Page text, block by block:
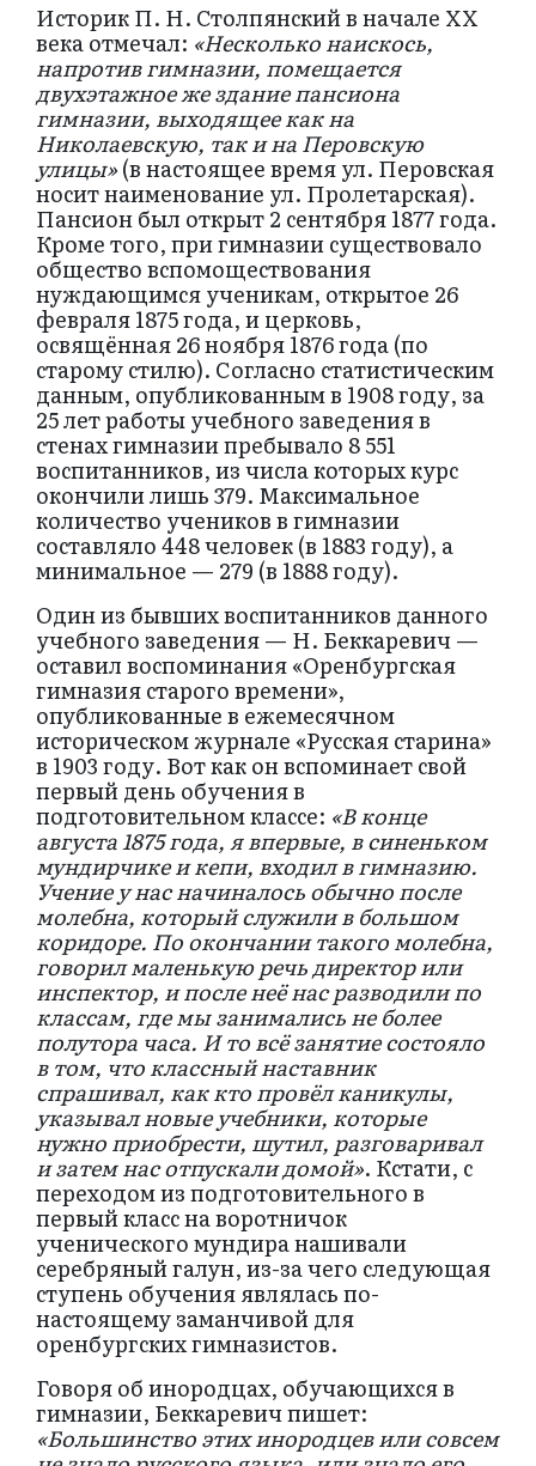
Историк П. Н. Столпянский в начале ХХ
века отмечал: «Несколько наискось,
напротив гимназии, помещается
двухэтажное же здание пансиона
гимназии, выходящее как на
Николаевскую, так и на Перовскую
улицы»(в настоящее время ул. Перовская
носит наименование ул. Пролетарская).
Пансион был открыт 2 сентября 1877 года.
Кроме того, при гимназии существовало
общество вспомоществования
нуждающимся ученикам, открытое 26
февраля 1875 года, и церковь,
освящённая 26 ноября 1876 года (по
старому стилю). Согласно статистическим
данным, опубликованным в 1908 году, за
25 лет работы учебного заведения в
стенах гимназии пребывало 8 551
воспитанников, из числа которых курс
окончили лишь 379. Максимальное
количество учеников в гимназии
составляло 448 человек (в 1883 году), а
минимальное — 279 (в 1888 году).
Один из бывших воспитанников данного
учебного заведения — Н. Беккаревич —
оставил воспоминания «Оренбургская
гимназия старого времени»,
опубликованные в ежемесячном
историческом журнале «Русская старина»
в 1903 году. Вот как он вспоминает свой
первый день обучения в
подготовительном классе: «В конце
августа 1875 года, я впервые, в синеньком
мундирчике и кепи, входил в гимназию.
Учение у нас начиналось обычно после
молебна, который служили в большом
коридоре. По окончании такого молебна,
говорил маленькую речь директор или
инспектор, и после неё нас разводили по
классам, где мы занимались не более
полутора часа. И то всё занятие состояло
в том, что классный наставник
спрашивал, как кто провёл каникулы,
указывал новые учебники, которые
нужно приобрести, шутил, разговаривал
и затем нас отпускали домой». Кстати, с
переходом из подготовительного в
первый класс на воротничок
ученического мундира нашивали
серебряный галун, из-за чего следующая
ступень обучения являлась по-
настоящему заманчивой для
оренбургских гимназистов.
Говоря об инородцах, обучающихся в
гимназии, Беккаревич пишет:
«Большинство этих инородцев или совсем